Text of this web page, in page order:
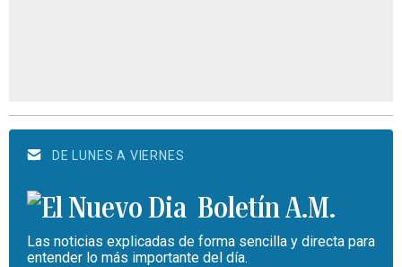
DE LUNES A VIERNES
Boletín A.M.
Las noticias explicadas de forma sencilla y directa para
entender lo más importante del día.